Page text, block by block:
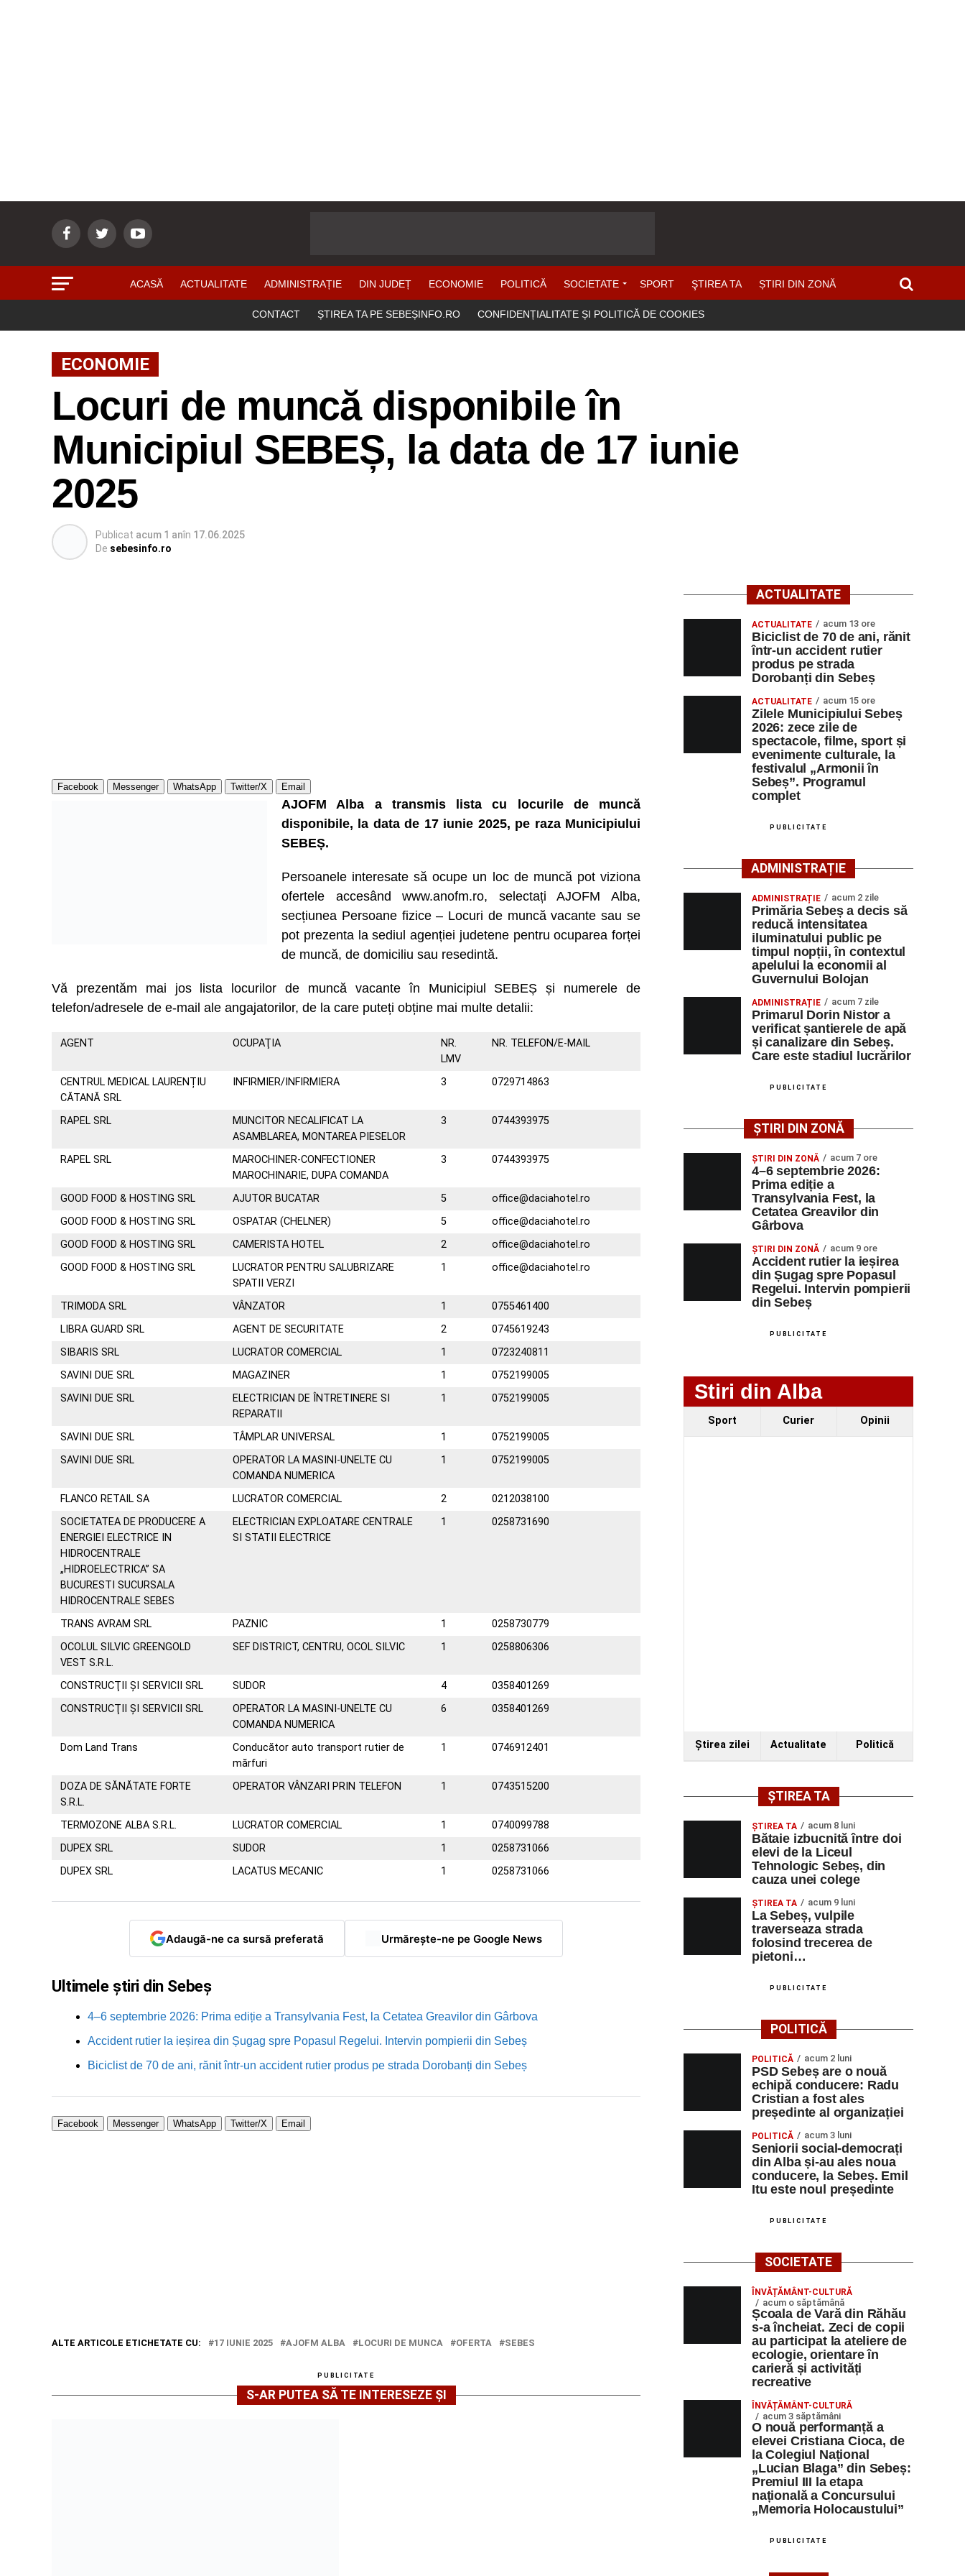
ACASĂ ACTUALITATE ADMINISTRAȚIE DIN JUDEȚ ECONOMIE POLITICĂ SOCIETATE SPORT ŞTIREA TA ȘTIRI DIN ZONĂ
CONTACT ȘTIREA TA PE SEBEȘINFO.RO CONFIDENȚIALITATE ȘI POLITICĂ DE COOKIES
ECONOMIE
Locuri de muncă disponibile în
Municipiul SEBEȘ, la data de 17 iunie
2025
Publicat acum 1 anîn 17.06.2025
De sebesinfo.ro
Facebook Messenger WhatsApp Twitter/X Email
AJOFM Alba a transmis lista cu locurile de muncă
disponibile, la data de 17 iunie 2025, pe raza Municipiului
SEBEȘ.
Persoanele interesate să ocupe un loc de muncă pot viziona
ofertele accesând www.anofm.ro, selectați AJOFM Alba,
secțiunea Persoane fizice – Locuri de muncă vacante sau se
pot prezenta la sediul agenției judetene pentru ocuparea forței
de muncă, de domiciliu sau resedintă.
Vă prezentăm mai jos lista locurilor de muncă vacante în Municipiul SEBEȘ și numerele de
telefon/adresele de e-mail ale angajatorilor, de la care puteți obține mai multe detalii:
AGENT OCUPAŢIA
NR.
LMV
NR. TELEFON/E-MAIL
CENTRUL MEDICAL LAURENȚIU
CĂTANĂ SRL
INFIRMIER/INFIRMIERA 3 0729714863
RAPEL SRL
MUNCITOR NECALIFICAT LA
ASAMBLAREA, MONTAREA PIESELOR
3 0744393975
RAPEL SRL
MAROCHINER-CONFECTIONER
MAROCHINARIE, DUPA COMANDA
3 0744393975
GOOD FOOD & HOSTING SRL AJUTOR BUCATAR 5
office@daciahotel.ro
GOOD FOOD & HOSTING SRL
OSPATAR (CHELNER) 5
office@daciahotel.ro
GOOD FOOD & HOSTING SRL
CAMERISTA HOTEL 2
office@daciahotel.ro
GOOD FOOD & HOSTING SRL
LUCRATOR PENTRU SALUBRIZARE
SPATII VERZI
1 office@daciahotel.ro
TRIMODA SRL VÂNZATOR 1
0755461400
LIBRA GUARD SRL
AGENT DE SECURITATE 2
0745619243
SIBARIS SRL
LUCRATOR COMERCIAL 1
0723240811
SAVINI DUE SRL
MAGAZINER 1
0752199005
SAVINI DUE SRL
ELECTRICIAN DE ÎNTRETINERE SI
REPARATII
1 0752199005
SAVINI DUE SRL TÂMPLAR UNIVERSAL 1
0752199005
SAVINI DUE SRL
OPERATOR LA MASINI-UNELTE CU
COMANDA NUMERICA
1 0752199005
FLANCO RETAIL SA LUCRATOR COMERCIAL 2
0212038100
SOCIETATEA DE PRODUCERE A
ENERGIEI ELECTRICE IN
HIDROCENTRALE
„HIDROELECTRICA” SA
BUCURESTI SUCURSALA
HIDROCENTRALE SEBES
ELECTRICIAN EXPLOATARE CENTRALE
SI STATII ELECTRICE
1 0258731690
TRANS AVRAM SRL PAZNIC 1
0258730779
OCOLUL SILVIC GREENGOLD
VEST S.R.L.
SEF DISTRICT, CENTRU, OCOL SILVIC 1 0258806306
CONSTRUCŢII ŞI SERVICII SRL SUDOR 4
0358401269
CONSTRUCŢII ŞI SERVICII SRL
OPERATOR LA MASINI-UNELTE CU
COMANDA NUMERICA
6 0358401269
Dom Land Trans
Conducător auto transport rutier de
mărfuri
1 0746912401
DOZA DE SĂNĂTATE FORTE
S.R.L.
OPERATOR VÂNZARI PRIN TELEFON 1 0743515200
TERMOZONE ALBA S.R.L. LUCRATOR COMERCIAL 1
0740099788
DUPEX SRL
SUDOR 1
0258731066
DUPEX SRL
LACATUS MECANIC 1 0258731066
Adaugă-ne ca sursă preferată Urmărește-ne pe Google News
Ultimele știri din Sebeș
4–6 septembrie 2026: Prima ediție a Transylvania Fest, la Cetatea Greavilor din Gârbova
Accident rutier la ieșirea din Șugag spre Popasul Regelui. Intervin pompierii din Sebeș
Biciclist de 70 de ani, rănit într-un accident rutier produs pe strada Dorobanți din Sebeș
Facebook Messenger WhatsApp Twitter/X Email
ALTE ARTICOLE ETICHETATE CU: 17 IUNIE 2025 AJOFM ALBA LOCURI DE MUNCA OFERTA SEBES
PUBLICITATE
S-AR PUTEA SĂ TE INTERESEZE ȘI
ACTUALITATE
ACTUALITATE acum 13 ore
Biciclist de 70 de ani, rănit
într-un accident rutier
produs pe strada
Dorobanți din Sebeș
ACTUALITATE acum 15 ore
Zilele Municipiului Sebeș
2026: zece zile de
spectacole, filme, sport și
evenimente culturale, la
festivalul „Armonii în
Sebeș”. Programul
complet
PUBLICITATE
ADMINISTRAȚIE
ADMINISTRAȚIE acum 2 zile
Primăria Sebeș a decis să
reducă intensitatea
iluminatului public pe
timpul nopții, în contextul
apelului la economii al
Guvernului Bolojan
ADMINISTRAȚIE acum 7 zile
Primarul Dorin Nistor a
verificat șantierele de apă
și canalizare din Sebeș.
Care este stadiul lucrărilor
PUBLICITATE
ȘTIRI DIN ZONĂ
ȘTIRI DIN ZONĂ acum 7 ore
4–6 septembrie 2026:
Prima ediție a
Transylvania Fest, la
Cetatea Greavilor din
Gârbova
ȘTIRI DIN ZONĂ acum 9 ore
Accident rutier la ieșirea
din Șugag spre Popasul
Regelui. Intervin pompierii
din Sebeș
PUBLICITATE
Stiri din Alba
Sport Curier Opinii
Ştirea zilei Actualitate Politică
ȘTIREA TA
ŞTIREA TA acum 8 luni
Bătaie izbucnită între doi
elevi de la Liceul
Tehnologic Sebeș, din
cauza unei colege
ŞTIREA TA acum 9 luni
La Sebeș, vulpile
traverseaza strada
folosind trecerea de
pietoni…
PUBLICITATE
POLITICĂ
POLITICĂ acum 2 luni
PSD Sebeș are o nouă
echipă conducere: Radu
Cristian a fost ales
președinte al organizației
POLITICĂ acum 3 luni
Seniorii social-democrați
din Alba și-au ales noua
conducere, la Sebeș. Emil
Itu este noul președinte
PUBLICITATE
SOCIETATE
ÎNVĂȚĂMÂNT-CULTURĂ
acum o săptămână
Școala de Vară din Răhău
s-a încheiat. Zeci de copii
au participat la ateliere de
ecologie, orientare în
carieră și activități
recreative
ÎNVĂȚĂMÂNT-CULTURĂ
acum 3 săptămâni
O nouă performanță a
elevei Cristiana Cioca, de
la Colegiul Național
„Lucian Blaga” din Sebeș:
Premiul III la etapa
națională a Concursului
„Memoria Holocaustului”
PUBLICITATE